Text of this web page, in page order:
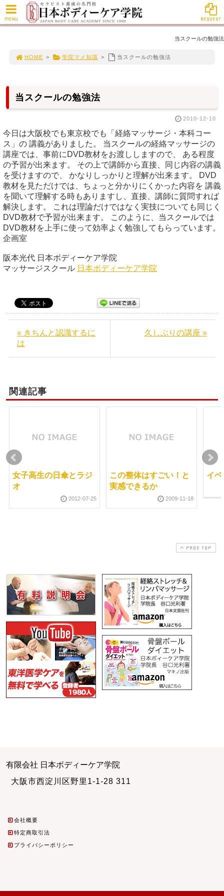
当スクールの勉強法
HOME > 学院マメ知識 > 当スクールの勉強法
当スクールの勉強法
2010-12-10
今日は大阪校でも東京校でも「経絡マッサージ・本科コー
ス」の 講義がありました。 当スクールの経絡マッサージの
講座では、事前にDVD教材をお渡ししますので、 ある程度
の予習が出来ます。 その上で講師から直接、同じ内容の講義
を受けますので、 かなりしっかりと理解が出来ます。 DVD
教材を見ただけでは、ちょっと分かりにくかった内容を 講義
を聞いて理解する時もありますし、直接、講師に質問すれば
解決します。 これは理論だけではなく実技についても同じく
DVD教材で予習が出来ます。 このように、当スクールでは
DVD教材を上手に使って効率よく勉強してもらっています。
企画室
阪本光代 日本ボディーケア学院
マッサージスクール 日本ボディーケア学院
« きちんと認識するに
は
久しぶりの講座 »
関連記事
女子高生の日傘とラジ
オ
2012-07-25
この整体はすごい！と
実感できるか
2009-11-18
イ
PAGE TOP
有限会社 日本ボディーケア学院
大阪市西淀川区野里1-1-28 311
会社概要
特定商取引法
プライバシーポリシー
MENU REQUEST